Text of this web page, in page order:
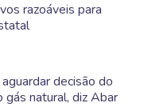
razoáveis para
decisão do
natural, diz Abar